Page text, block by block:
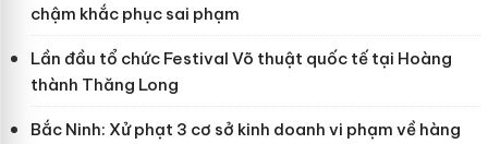
chậm khắc phục sai phạm
Lần đầu tổ chức Festival Võ thuật quốc tế tại Hoàng
thành Thăng Long
Bắc Ninh: Xử phạt 3 cơ sở kinh doanh vi phạm về hàng